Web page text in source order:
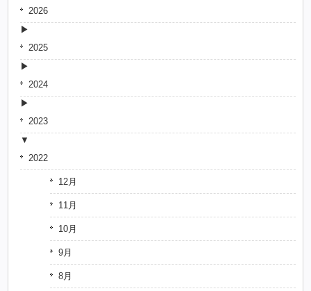
2026
2025
2024
2023
2022
12月
11月
10月
9月
8月